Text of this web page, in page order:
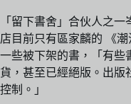
「留下書舍」合伙人之
店目前只有區家麟的 《
一些被下架的書，「有些
貨，甚至已經絕版。出版
控制。」